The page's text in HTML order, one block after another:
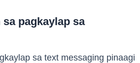
pagkaylap sa
sa text messaging pinaagi